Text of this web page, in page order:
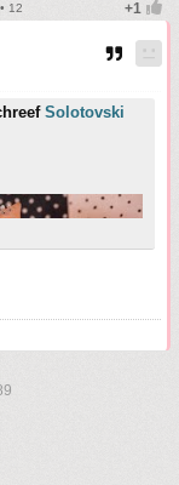
12
Solotovski